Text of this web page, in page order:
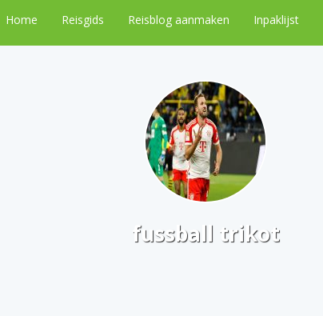
Home Reisgids Reisblog aanmaken Inpaklijst
fussball trikot